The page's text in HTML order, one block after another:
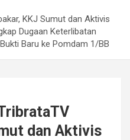
KKJ Sumut dan Aktivis
Dugaan Keterlibatan
Baru ke Pomdam 1/BB
dan Aktivis